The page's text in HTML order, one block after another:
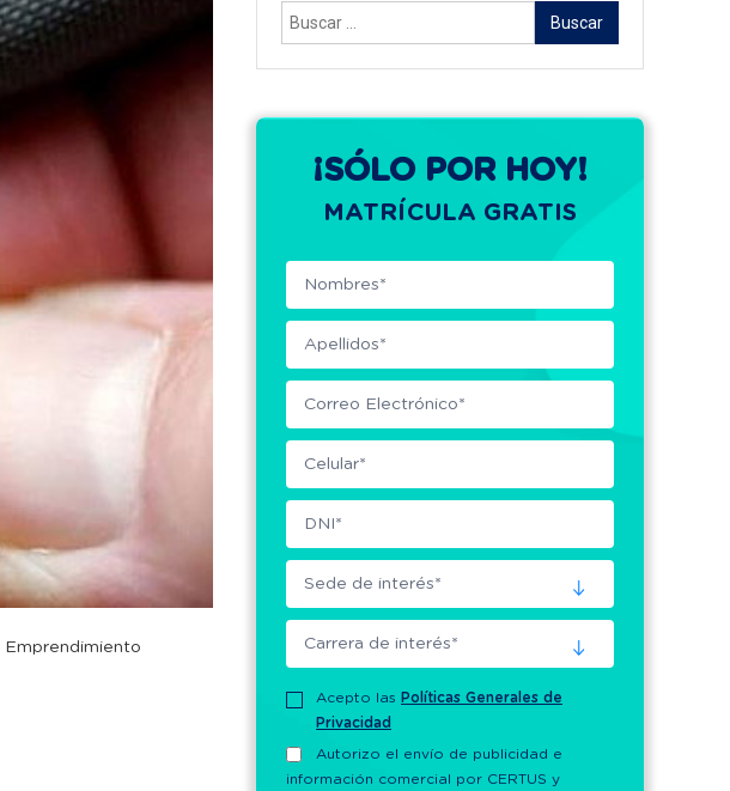
Emprendimiento
Buscar:
¡SÓLO POR HOY!
MATRÍCULA GRATIS
Acepto las Políticas Generales de
Privacidad
Autorizo el envío de publicidad e
información comercial por CERTUS y